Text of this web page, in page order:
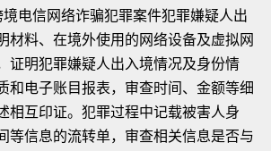
境电信网络诈骗犯罪案件犯罪嫌疑人出
材料、在境外使用的网络设备及虚拟网
证明犯罪嫌疑人出入境情况及身份情
和电子账目报表，审查时间、金额等细
相互印证。犯罪过程中记载被害人身
等信息的流转单，审查相关信息是否与